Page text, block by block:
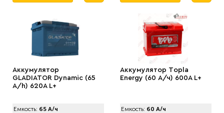
Аккумулятор
GLADIATOR Dynamic (65
А/h) 620A L+
Емкость: 65 А/ч
Аккумулятор Tоpla
Energy (60 А/ч) 600A L+
Емкость: 60 А/ч